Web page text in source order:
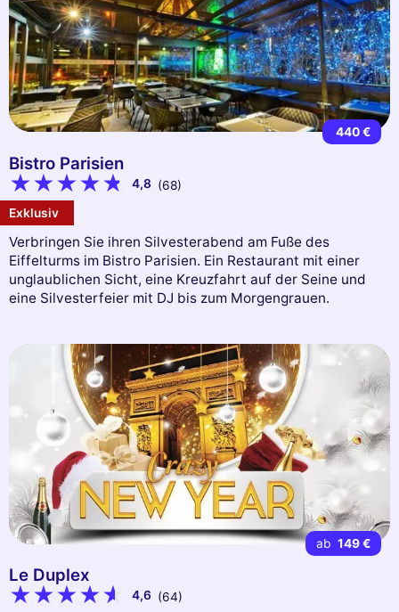
440 €
Bistro Parisien
4,8 (68)
Exklusiv
Verbringen Sie ihren Silvesterabend am Fuße des
Eiffelturms im Bistro Parisien. Ein Restaurant mit einer
unglaublichen Sicht, eine Kreuzfahrt auf der Seine und
eine Silvesterfeier mit DJ bis zum Morgengrauen.
ab 149 €
Le Duplex
4,6 (64)